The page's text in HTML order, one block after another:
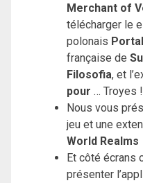
Merchant of
télécharger le
polonais Portal
française de
Filosofia, et
pour … Troyes !
Nous vous
jeu et une
World Realms
Et côté écrans
présenter